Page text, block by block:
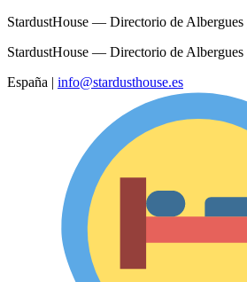
StardustHouse — Directorio de Albergues
StardustHouse — Directorio de Albergues
España | info@stardusthouse.es